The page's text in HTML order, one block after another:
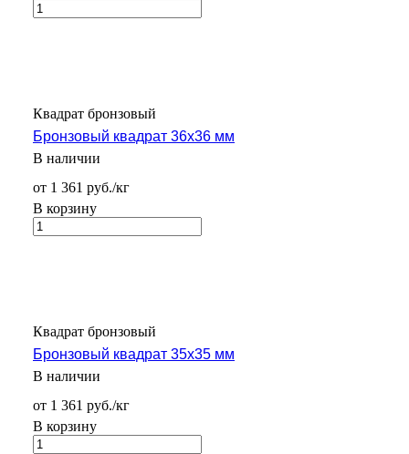
Квадрат бронзовый
Бронзовый квадрат 36х36 мм
В наличии
от 1 361 руб./кг
В корзину
Квадрат бронзовый
Бронзовый квадрат 35х35 мм
В наличии
от 1 361 руб./кг
В корзину